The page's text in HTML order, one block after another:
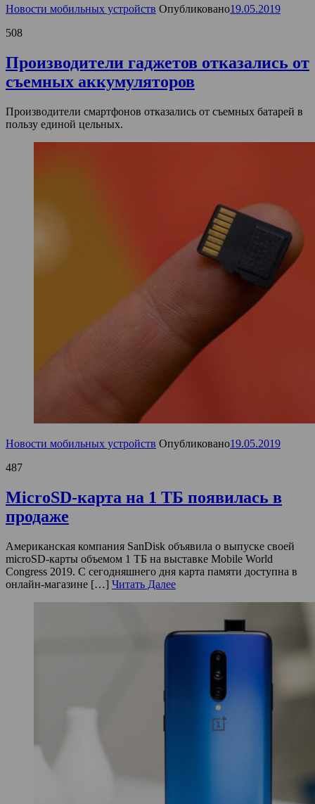
Новости мобильных устройств Опубликовано19.05.2019
508
Производители гаджетов отказались от
съемных аккумуляторов
Производители смартфонов отказались от съемных батарей в
пользу единой цельных.
Новости мобильных устройств Опубликовано19.05.2019
487
MicroSD-карта на 1 ТБ появилась в
продаже
Американская компания SanDisk объявила о выпуске своей
microSD-карты объемом 1 ТБ на выставке Mobile World
Congress 2019. С сегодняшнего дня карта памяти доступна в
онлайн-магазине […] Читать Далее